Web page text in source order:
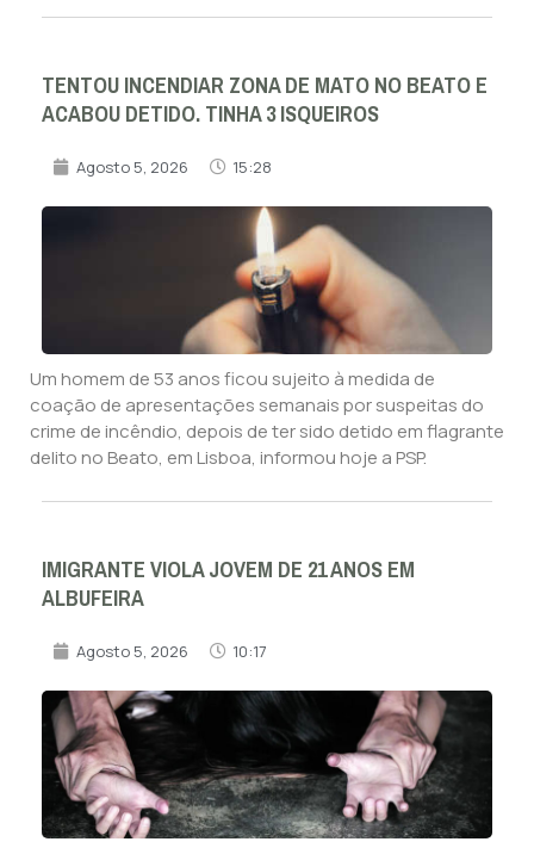
TENTOU INCENDIAR ZONA DE MATO NO BEATO E
ACABOU DETIDO. TINHA 3 ISQUEIROS
Agosto 5, 2026 15:28
Um homem de 53 anos ficou sujeito à medida de
coação de apresentações semanais por suspeitas do
crime de incêndio, depois de ter sido detido em flagrante
delito no Beato, em Lisboa, informou hoje a PSP.
IMIGRANTE VIOLA JOVEM DE 21 ANOS EM
ALBUFEIRA
Agosto 5, 2026 10:17